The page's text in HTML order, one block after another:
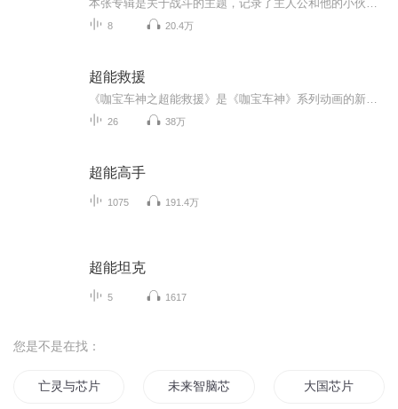
8 20.4万
超能救援
26 38万
超能高手
1075 191.4万
超能坦克
5 1617
您是不是在找：
亡灵与芯片 未来智脑芯片 大国芯片